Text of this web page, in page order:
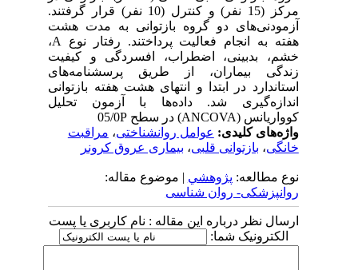
مرکز (15 نفر) و کنترل (10 نفر) قرار گرفتند.
آزمودنی‌های دو گروه بازتوانی به مدت هشت
هفته به انجام فعالیت پرداختند. رفتار نوع A،
خشم، بدبینی، اضطراب، افسردگی و کیفیت
زندگی بیماران، از طریق پرسشنامه‌های
استاندارد در ابتدا و انتهای هشت هفته بازتوانی
اندازه‌گیری شد. داده‌ها با آزمون تحلیل
کوواریانس (ANCOVA) در سطح 05/0P
واژه‌های کلیدی:عوامل روانشناختی،مراقبت
خانگی،بازتوانی قلبی،بیماری عروق کرونر
نوع مطالعه:پژوهشي| موضوع مقاله:
روانپزشکی- روان شناسی
ارسال نظر درباره این مقاله : نام کاربری یا پست
الکترونیک شما: